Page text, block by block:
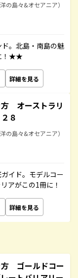
の島々&オセアニア）
。北島・南島の魅
！★★
詳細を見る
オーストラリ
８
の島々&オセアニア）
イド。モデルコー
アがこの1冊に！
詳細を見る
ゴールドコー